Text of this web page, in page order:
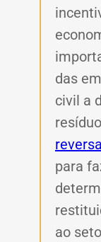
das
civil a
reversa
para
ao